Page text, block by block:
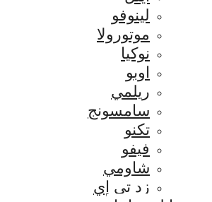
لينوفو
موتورولا
نوكيا
اوبو
ريلمي
سامسونج
تكنو
فيفو
شاومي
زد تي إي